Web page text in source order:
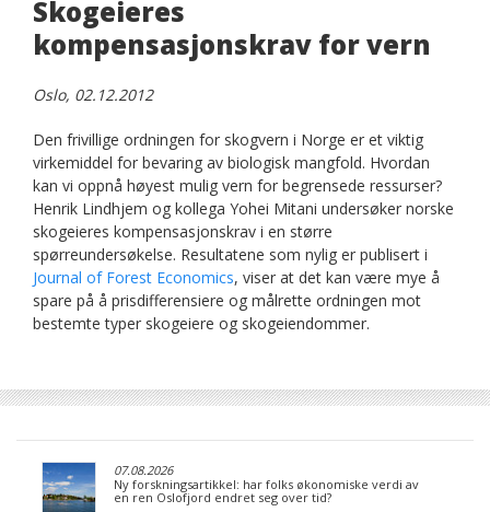
Skogeieres
kompensasjonskrav for vern
Oslo, 02.12.2012
Den frivillige ordningen for skogvern i Norge er et viktig
virkemiddel for bevaring av biologisk mangfold. Hvordan
kan vi oppnå høyest mulig vern for begrensede ressurser?
Henrik Lindhjem og kollega Yohei Mitani undersøker norske
skogeieres kompensasjonskrav i en større
spørreundersøkelse. Resultatene som nylig er publisert i
Journal of Forest Economics, viser at det kan være mye å
spare på å prisdifferensiere og målrette ordningen mot
bestemte typer skogeiere og skogeiendommer.
07.08.2026
Ny forskningsartikkel: har folks økonomiske verdi av
en ren Oslofjord endret seg over tid?